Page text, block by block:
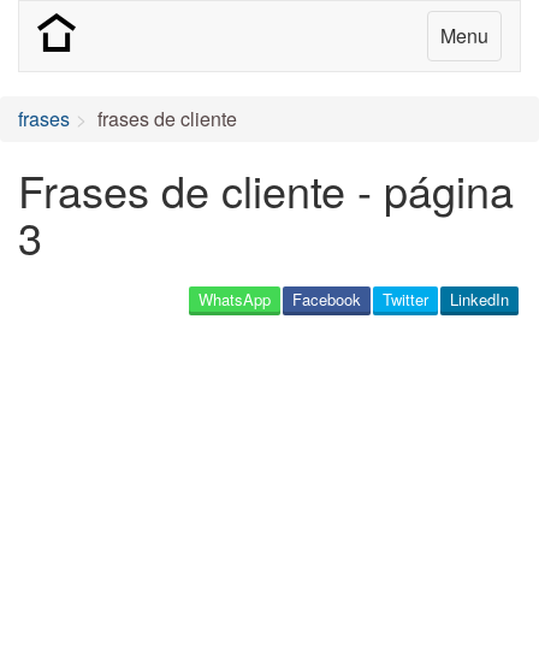
Menu
frases frases de cliente
Frases de cliente - página
3
LinkedIn
Twitter
Facebook
WhatsApp